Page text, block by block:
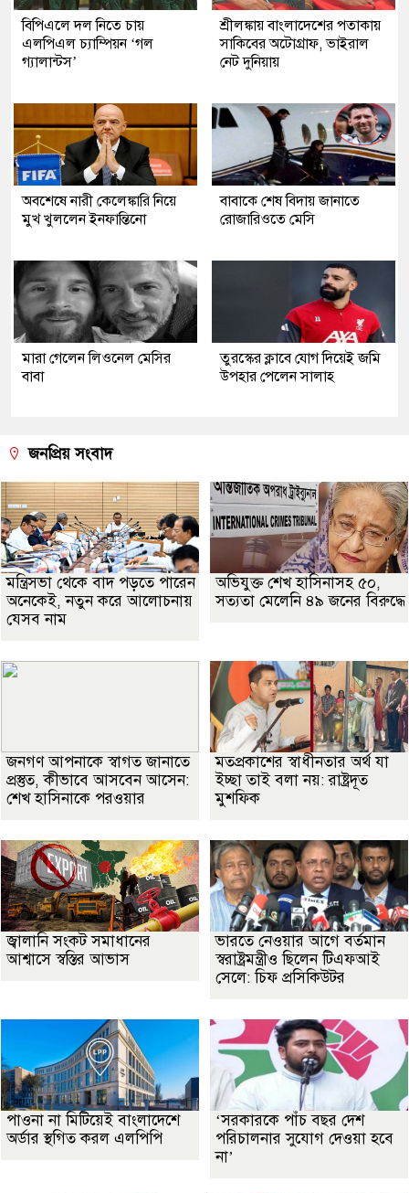
বিপিএলে দল নিতে চায়
এলপিএল চ্যাম্পিয়ন ‘গল
গ্যালান্টস’
শ্রীলঙ্কায় বাংলাদেশের পতাকায়
সাকিবের অটোগ্রাফ, ভাইরাল
নেট দুনিয়ায়
অবশেষে নারী কেলেঙ্কারি নিয়ে
মুখ খুললেন ইনফান্তিনো
বাবাকে শেষ বিদায় জানাতে
রোজারিওতে মেসি
মারা গেলেন লিওনেল মেসির
বাবা
তুরস্কের ক্লাবে যোগ দিয়েই জমি
উপহার পেলেন সালাহ
জনপ্রিয় সংবাদ
মন্ত্রিসভা থেকে বাদ পড়তে পারেন
অনেকেই, নতুন করে আলোচনায়
যেসব নাম
অভিযুক্ত শেখ হাসিনাসহ ৫০,
সত্যতা মেলেনি ৪৯ জনের বিরুদ্ধে
জনগণ আপনাকে স্বাগত জানাতে
প্রস্তুত, কীভাবে আসবেন আসেন:
শেখ হাসিনাকে পরওয়ার
মতপ্রকাশের স্বাধীনতার অর্থ যা
ইচ্ছা তাই বলা নয়: রাষ্ট্রদূত
মুশফিক
জ্বালানি সংকট সমাধানের
আশ্বাসে স্বস্তির আভাস
ভারতে নেওয়ার আগে বর্তমান
স্বরাষ্ট্রমন্ত্রীও ছিলেন টিএফআই
সেলে: চিফ প্রসিকিউটর
পাওনা না মিটিয়েই বাংলাদেশে
অর্ডার স্থগিত করল এলপিপি
‘সরকারকে পাঁচ বছর দেশ
পরিচালনার সুযোগ দেওয়া হবে
না’